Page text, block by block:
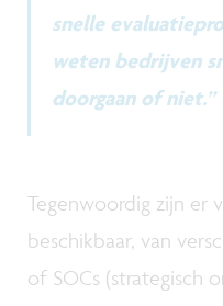
snelle
weten bedrijven
doorgaan of niet.”
Tegenwoordig zijn er
beschikbaar, van
of SOCs (strategisch